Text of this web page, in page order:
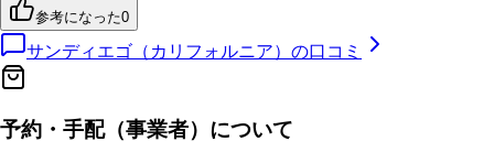
参考になった0
サンディエゴ（カリフォルニア） の口コミ
予約・手配（事業者）について